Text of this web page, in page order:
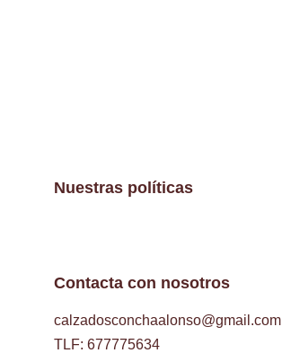
Contacta con nosotros
calzadosconchaalonso@gmail.com
Nuestras políticas
TLF: 677775634